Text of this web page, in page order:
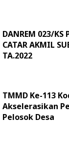
DANREM 023/KS
CATAR AKMIL
TA.2022
TMMD Ke-113
Akselerasikan
Pelosok Desa